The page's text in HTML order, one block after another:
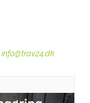
info@trav24.dk